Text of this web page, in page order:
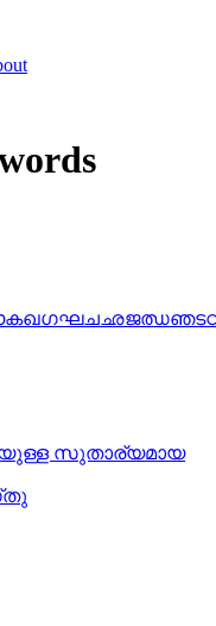
കഖഗഘചഛജഝഞട
സുതാര്യമായ